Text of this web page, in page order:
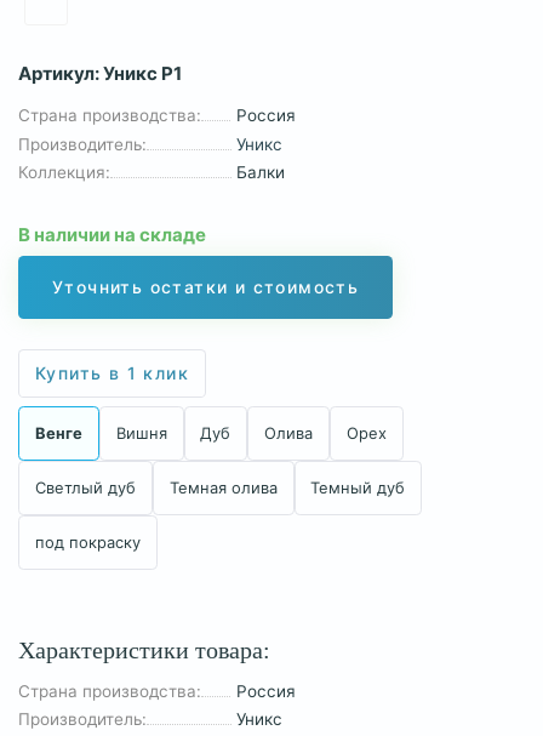
Артикул:Уникс Р1
Страна производства:
Россия
Производитель:
Уникс
Коллекция:
Балки
В наличии на складе
Уточнить остатки и стоимость
Купить в 1 клик
Венге Вишня Дуб Олива Орех
Светлый дуб Темная олива Темный дуб
под покраску
Характеристики товара:
Страна производства:
Россия
Производитель:
Уникс